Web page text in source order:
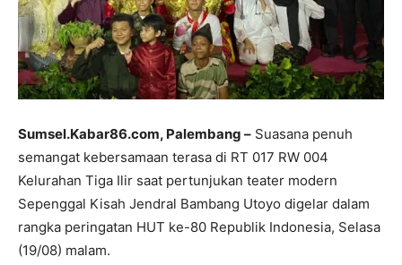
Sumsel.Kabar86.com, Palembang – Suasana penuh
semangat kebersamaan terasa di RT 017 RW 004
Kelurahan Tiga Ilir saat pertunjukan teater modern
Sepenggal Kisah Jendral Bambang Utoyo digelar dalam
rangka peringatan HUT ke-80 Republik Indonesia, Selasa
(19/08) malam.